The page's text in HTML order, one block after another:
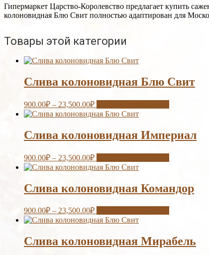
Гипермаркет Царство-Королевство предлагает купить
колоновидная Блю Свит полностью адаптирован для
Товары этой категории
Слива колоновидная Блю Свит
900.00₽ – 23,500.00₽
Слива колоновидная Империал
900.00₽ – 23,500.00₽
Слива колоновидная Командор
900.00₽ – 23,500.00₽
Слива колоновидная Мирабель